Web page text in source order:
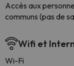
Accès aux
communs (pas de
Wifi et
Wi-Fi